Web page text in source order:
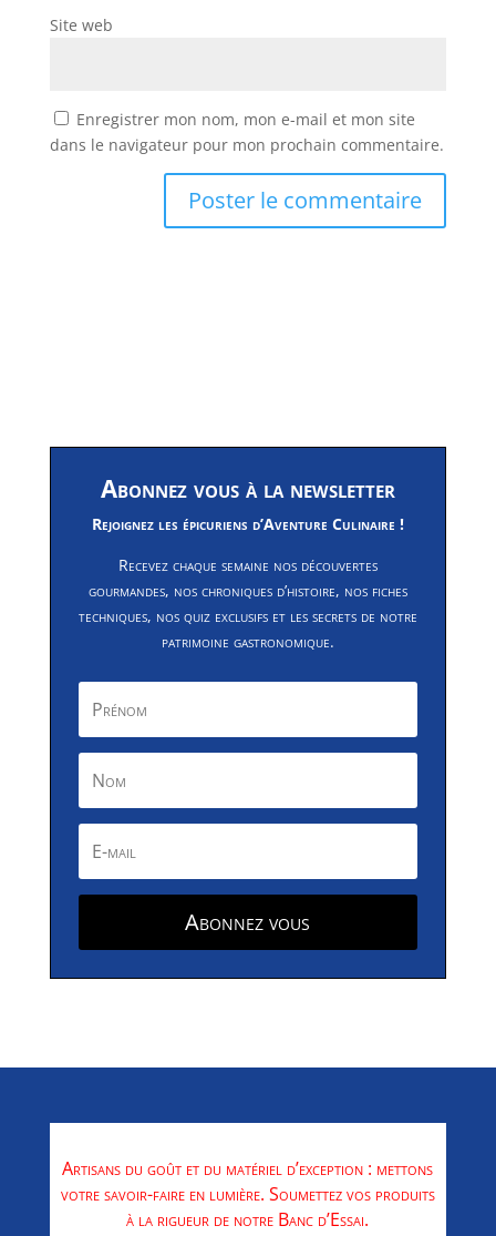
Site web
Enregistrer mon nom, mon e-mail et mon site
dans le navigateur pour mon prochain commentaire.
Abonnez vous à la newsletter
Rejoignez les épicuriens d’Aventure Culinaire !
Recevez chaque semaine nos découvertes
gourmandes, nos chroniques d’histoire, nos fiches
techniques, nos quiz exclusifs et les secrets de notre
patrimoine gastronomique.
Abonnez vous
Artisans du goût et du matériel d’exception : mettons
votre savoir-faire en lumière. Soumettez vos produits
à la rigueur de notre Banc d’Essai.